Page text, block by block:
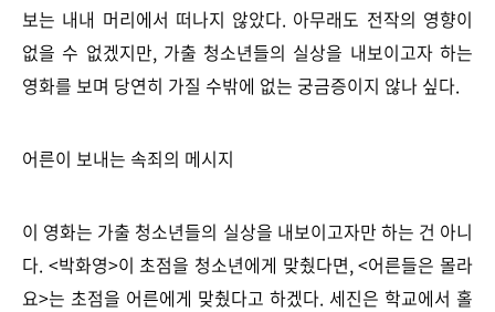
보는 내내 머리에서 떠나지 않았다. 아무래도 전작의 영향이
없을 수 없겠지만, 가출 청소년들의 실상을 내보이고자 하는
영화를 보며 당연히 가질 수밖에 없는 궁금증이지 않나 싶다.
어른이 보내는 속죄의 메시지
이 영화는 가출 청소년들의 실상을 내보이고자만 하는 건 아니
다. <박화영>이 초점을 청소년에게 맞췄다면, <어른들은 몰라
요>는 초점을 어른에게 맞췄다고 하겠다. 세진은 학교에서 홀